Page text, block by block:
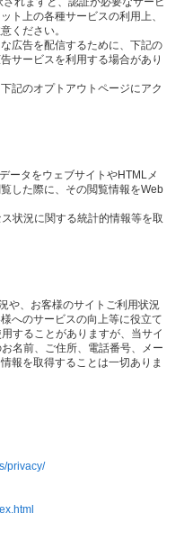
ト上の各種サービスの利用上、
ください。
広告を配信するために、下記の
サービスを利用する場合があり
記のオプトアウトページにアク
ータをウェブサイトやHTMLメ
した際に、その閲覧情報をWeb
状況に関する統計的情報等を取
や、お客様のサイトご利用状況
へのサービスの向上等に役立て
することがありますが、当サイ
名前、ご住所、電話番号、メー
報を取得することは一切ありま
privacy/